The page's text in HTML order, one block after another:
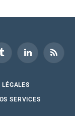
Tumblr LinkedInRSS
LÉGALES
SERVICES